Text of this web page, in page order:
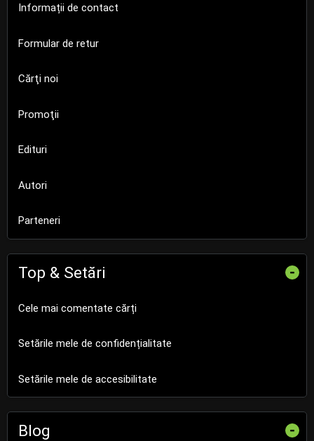
Informații de contact
Formular de retur
Cărţi noi
Promoţii
Edituri
Autori
Parteneri
Top & Setări -
Cele mai comentate cărți
Setările mele de confidențialitate
Setările mele de accesibilitate
Blog -